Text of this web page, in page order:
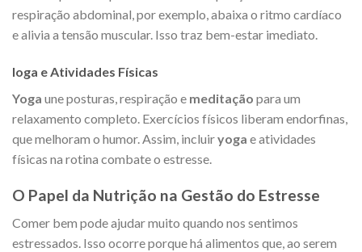
respiração abdominal, por exemplo, abaixa o ritmo cardíaco
e alivia a tensão muscular. Isso traz bem-estar imediato.
Ioga e Atividades Físicas
Yoga une posturas, respiração e meditação para um
relaxamento completo. Exercícios físicos liberam endorfinas,
que melhoram o humor. Assim, incluiryoga e atividades
físicas na rotina combate o estresse.
O Papel da Nutrição na Gestão do Estresse
Comer bem pode ajudar muito quando nos sentimos
estressados. Isso ocorre porque há alimentos que, ao serem